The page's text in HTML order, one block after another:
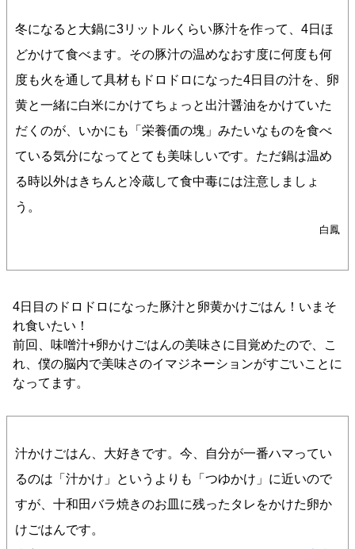
冬になると大鍋に3リットルくらい豚汁を作って、4日ほ
どかけて食べます。その豚汁の温めなおす度に何度も何
度も火を通して具材もドロドロになった4日目の汁を、卵
黄と一緒に白米にかけてちょっと出汁醤油をかけていた
だくのが、いかにも「栄養価の塊」みたいなものを食べ
ている気分になってとても美味しいです。ただ鍋は温め
る時以外はきちんと冷蔵して食中毒には注意しましょ
う。
白鳳
4日目のドロドロになった豚汁と卵黄かけごはん！いまそ
れ食いたい！
前回、味噌汁+卵かけごはんの美味さに目覚めたので、こ
れ、僕の脳内で美味さのイマジネーションがすごいことに
なってます。
汁かけごはん、大好きです。今、自分が一番ハマってい
るのは「汁かけ」というよりも「つゆかけ」に近いので
すが、十和田バラ焼きのお皿に残ったタレをかけた卵か
けごはんです。